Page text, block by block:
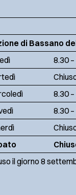
di Bassano
8.30
8.30
8.30
il giorno 8